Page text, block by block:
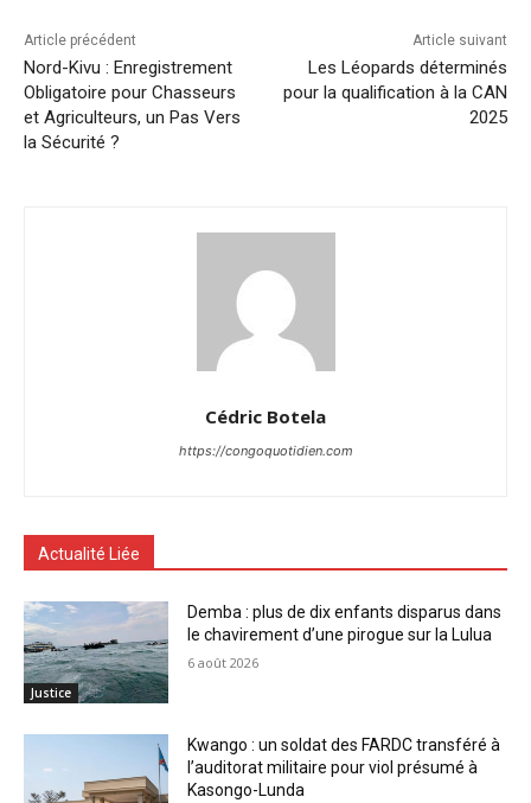
Article précédent
Nord-Kivu : Enregistrement
Obligatoire pour Chasseurs
et Agriculteurs, un Pas Vers
la Sécurité ?
Article suivant
Les Léopards déterminés
pour la qualification à la CAN
2025
Cédric Botela
https://congoquotidien.com
Actualité Liée
Justice
Demba : plus de dix enfants disparus dans
le chavirement d’une pirogue sur la Lulua
6 août 2026
Kwango : un soldat des FARDC transféré à
l’auditorat militaire pour viol présumé à
Kasongo-Lunda